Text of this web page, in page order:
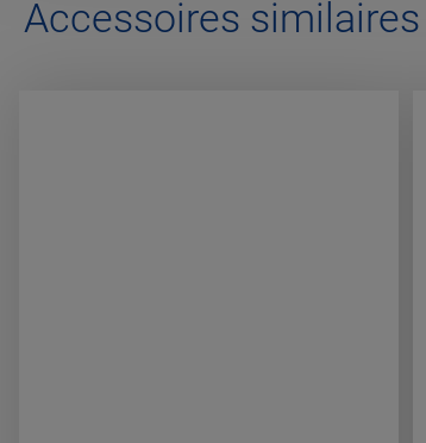
Accessoires similaires